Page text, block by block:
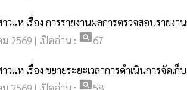
วแห เรื่อง การรายงานผลการตรวจสอบราย
2569 | เปิดอ่าน : pageview67
วแห เรื่อง ขยายระยะเวลาการดำเนินการจัด
pageview